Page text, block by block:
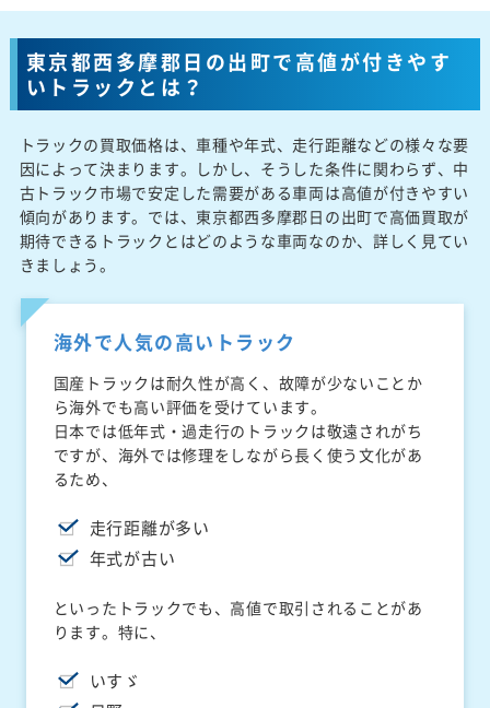
東京都西多摩郡日の出町で高値が付きやす
いトラックとは？
トラックの買取価格は、車種や年式、走行距離などの様々な要
因によって決まります。しかし、そうした条件に関わらず、中
古トラック市場で安定した需要がある車両は高値が付きやすい
傾向があります。では、東京都西多摩郡日の出町で高価買取が
期待できるトラックとはどのような車両なのか、詳しく見てい
きましょう。
海外で人気の高いトラック
国産トラックは耐久性が高く、故障が少ないことか
ら海外でも高い評価を受けています。
日本では低年式・過走行のトラックは敬遠されがち
ですが、海外では修理をしながら長く使う文化があ
るため、
走行距離が多い
年式が古い
といったトラックでも、高値で取引されることがあ
ります。特に、
いすゞ